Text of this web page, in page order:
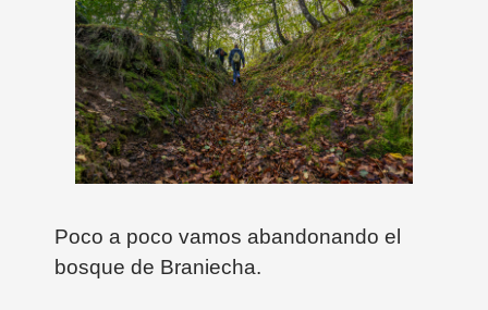
Poco a poco vamos abandonando el
bosque de Braniecha.